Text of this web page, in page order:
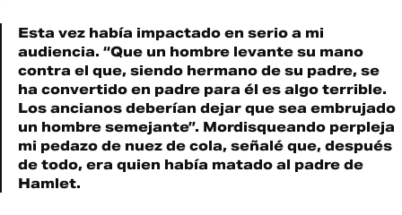
Esta vez había impactado en serio a mi
audiencia. “Que un hombre levante su mano
contra el que, siendo hermano de su padre, se
ha convertido en padre para él es algo terrible.
Los ancianos deberían dejar que sea embrujado
un hombre semejante”. Mordisqueando perpleja
mi pedazo de nuez de cola, señalé que, después
de todo, era quien había matado al padre de
Hamlet.